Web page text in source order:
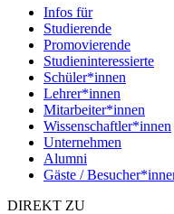
Infos für
Studierende
Promovierende
Studieninteressierte
Schüler*innen
Lehrer*innen
Mitarbeiter*innen
Wissenschaftler*innen
Unternehmen
Alumni
Gäste /
DIREKT ZU